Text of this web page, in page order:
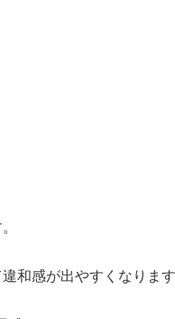
和感が出やすくなります